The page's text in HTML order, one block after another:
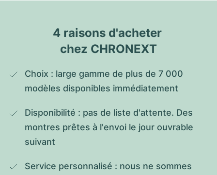
4 raisons d'acheter
chez CHRONEXT
Choix : large gamme de plus de 7 000
modèles disponibles immédiatement
Disponibilité : pas de liste d'attente. Des
montres prêtes à l'envoi le jour ouvrable
suivant
Service personnalisé : nous ne sommes